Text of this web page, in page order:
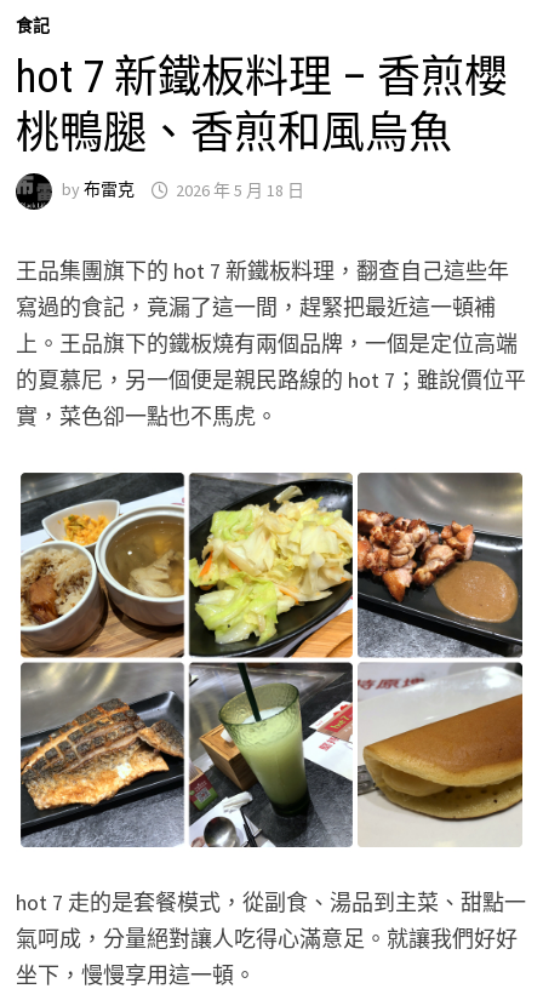
食記
hot 7 新鐵板料理 – 香煎櫻
桃鴨腿、香煎和風烏魚
by 布雷克 2026 年 5 月 18 日
王品集團旗下的 hot 7 新鐵板料理，翻查自己這些年
寫過的食記，竟漏了這一間，趕緊把最近這一頓補
上。王品旗下的鐵板燒有兩個品牌，一個是定位高端
的夏慕尼，另一個便是親民路線的 hot 7；雖說價位平
實，菜色卻一點也不馬虎。
hot 7 走的是套餐模式，從副食、湯品到主菜、甜點一
氣呵成，分量絕對讓人吃得心滿意足。就讓我們好好
坐下，慢慢享用這一頓。